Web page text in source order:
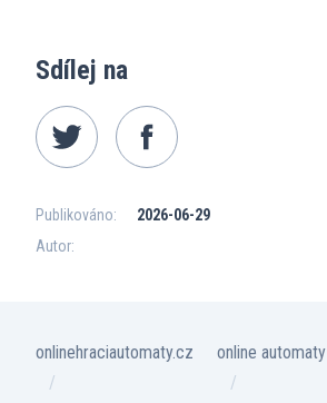
Sdílej na
Publikováno:
2026-06-29
Autor:
onlinehraciautomaty.cz online automaty